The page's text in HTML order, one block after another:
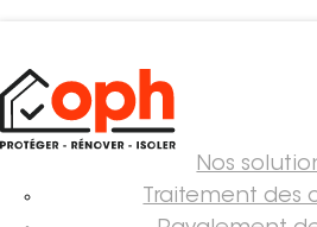
Nos
Traitement des